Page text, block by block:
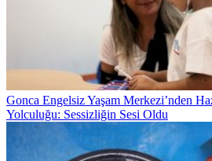
Gonca Engelsiz Yaşam Merkezi’nden
Yolculuğu: Sessizliğin Sesi Oldu